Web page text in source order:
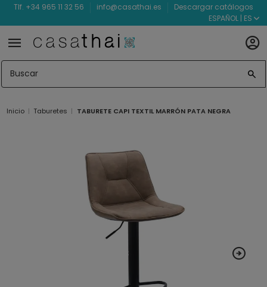
Tlf. +34 965 11 32 56 info@casathai.es
Descargar catálogos
ESPAÑOL | ES
Inicio Taburetes TABURETE CAPI TEXTIL MARRÓN PATA NEGRA